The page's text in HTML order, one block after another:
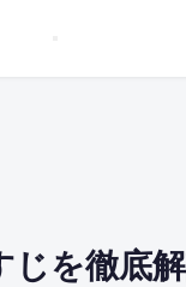
じを徹底